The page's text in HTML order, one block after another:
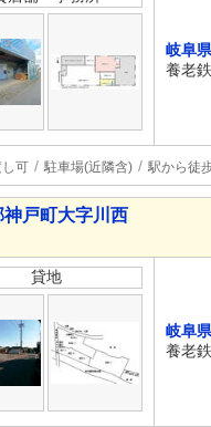
岐阜
養老
可 駐車場(近隣含) 駅から徒
戸町大字川西
貸地
岐阜
養老